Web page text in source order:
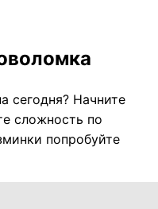
сегодня? Начните
сложность по
попробуйте